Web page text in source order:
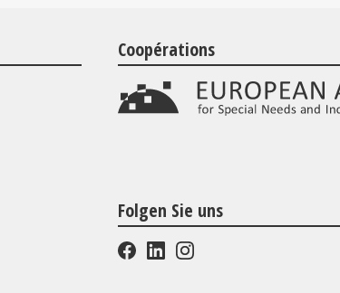
Coopérations
Folgen Sie uns